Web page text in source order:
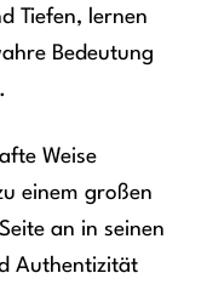
Tiefen, lernen
Bedeutung
Weise
einem großen
an in seinen
Authentizität